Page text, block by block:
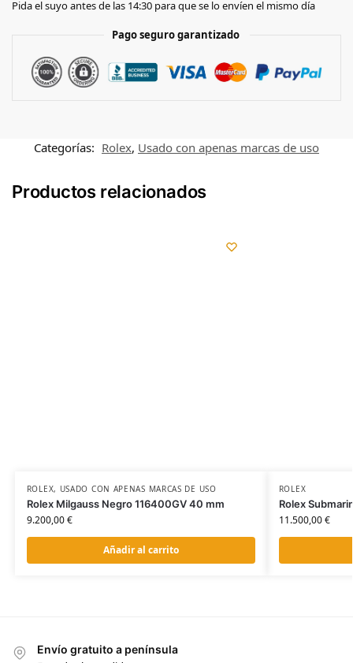
Pida el suyo antes de las 14:30 para que se lo envíen el mismo día
Pago seguro garantizado
Categorías: Rolex, Usado con apenas marcas de uso
Productos relacionados
ROLEX, USADO CON APENAS MARCAS DE USO
Rolex Milgauss Negro 116400GV 40 mm
9.200,00€
Añadir al carrito
ROLEX
Rolex
11.500,00€
Envío gratuito a península